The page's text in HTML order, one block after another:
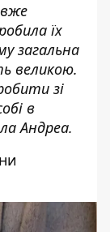
їх
загальна
великою.
зі
в
Андреа.